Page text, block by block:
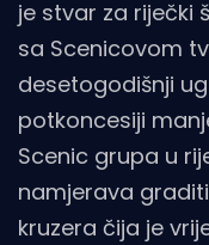
je stvar za riječki
sa Scenicovom
desetogodišnji
potkoncesiji
Scenic grupa u
namjerava
kruzera čija je